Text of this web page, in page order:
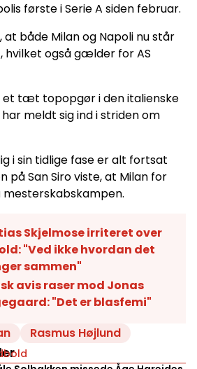
første i Serie A siden februar.
både Milan og Napoli nu står
hvilket også gælder for AS
et tæt topopgør i den italienske
meldt sig ind i striden om
i sin tidlige fase er alt fortsat
på San Siro viste, at Milan for
mesterskabskampen.
Skjelmose irriteret over
"Ved ikke hvordan det
sammen"
avis raser mod Jonas
"Det er blasfemi"
Rasmus Højlund